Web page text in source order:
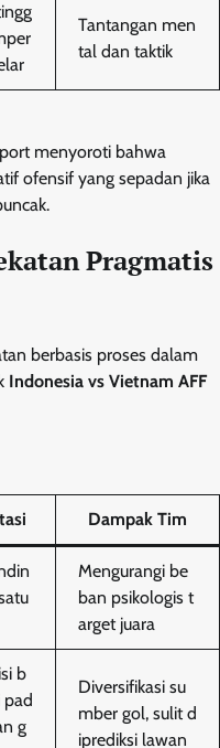
Tantangan men
tal dan taktik
menyoroti bahwa
ofensif yang sepadan jika
Pragmatis
berbasis proses dalam
Indonesia vs Vietnam AFF
Dampak Tim
Mengurangi be
ban psikologis t
arget juara
b
pad
g
Diversifikasi su
mber gol, sulit d
iprediksi lawan